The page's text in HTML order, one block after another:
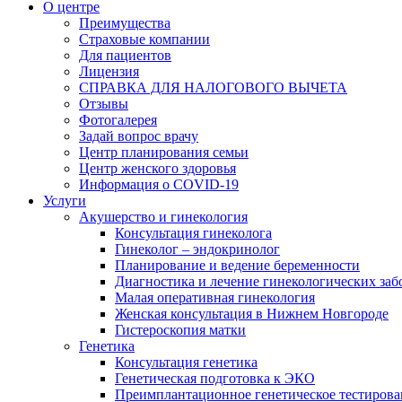
О центре
Преимущества
Страховые компании
Для пациентов
Лицензия
СПРАВКА ДЛЯ НАЛОГОВОГО ВЫЧЕТА
Отзывы
Фотогалерея
Задай вопрос врачу
Центр планирования семьи
Центр женского здоровья
Информация о COVID-19
Услуги
Акушерство и гинекология
Консультация гинеколога
Гинеколог – эндокринолог
Планирование и ведение беременности
Диагностика и лечение гинекологических
Малая оперативная гинекология
Женская консультация в Нижнем Новгороде
Гистероскопия матки
Генетика
Консультация генетика
Генетическая подготовка к ЭКО
Преимплантационное генетическое